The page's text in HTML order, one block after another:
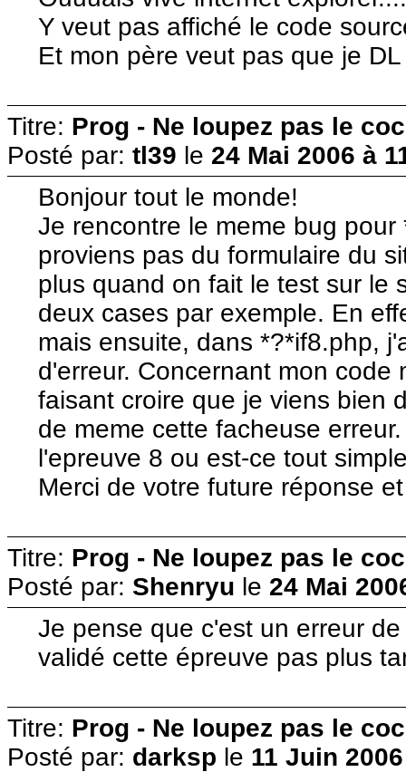
Y veut pas affiché le code
Et mon père veut pas que je
Titre: Prog - Ne loupez pas le
Posté par: tl39 le 24 Mai 2006 à
Bonjour tout le monde!
Je rencontre le meme bug
proviens pas du formulaire du
plus quand on fait le test sur le
deux cases par exemple. En
mais ensuite, dans *?*if8.php,
d'erreur. Concernant mon
faisant croire que je viens bien
de meme cette facheuse
l'epreuve 8 ou est-ce tout
Merci de votre future réponse
Titre: Prog - Ne loupez pas le
Posté par: Shenryu le 24 Mai
Je pense que c'est un erreur
validé cette épreuve pas plus
Titre: Prog - Ne loupez pas le
Posté par: darksp le 11 Juin